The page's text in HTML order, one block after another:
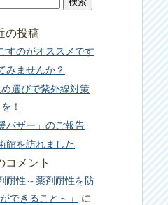
の投稿
すのがオススメです
みませんか？
選びで紫外線対策
を！
バザー」のご報告
館を訪れました
コメント
耐性～薬剤耐性を防
できること～」
に